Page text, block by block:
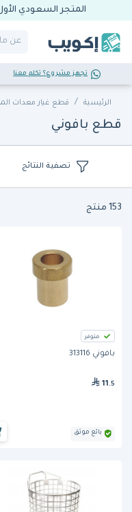
المتجر السعودي
تجهز مشروع؟ تكلم معنا
الرئيسية قطع غيار معدات
قطع بافوني
تصفية النتائج
153 منتج
متوفر
بافوني 313116
11 .5
بائع موثق